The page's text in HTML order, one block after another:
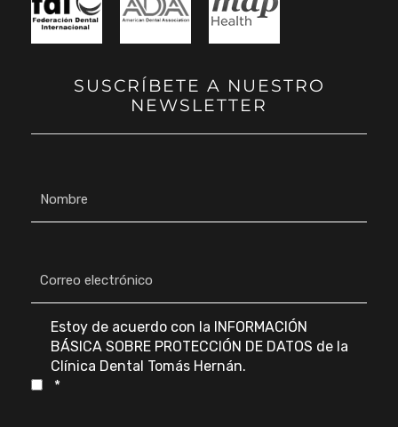
SUSCRÍBETE A NUESTRO
NEWSLETTER
m
b
*
r
e
s
e
Estoy de acuerdo con la INFORMACIÓN
BÁSICA SOBRE PROTECCIÓN DE DATOS de la
Clínica Dental Tomás Hernán.
*